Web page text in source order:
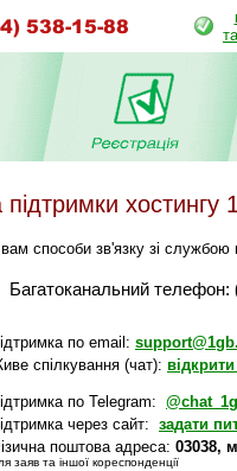
хостингу
способи зв'язку зі службою
Багатоканальний телефон:
по email:
спілкування (чат): відкрити
по Telegram:
через сайт: задати
поштова адреса: 03038,
заяв та іншої кореспонденції